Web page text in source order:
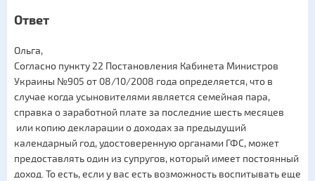
Ответ
Ольга,
Согласно пункту 22 Постановления Кабинета Министров
Украины №905 от 08/10/2008 года определяется, что в
случае когда усыновителями является семейная пара,
справка о заработной плате за последние шесть месяцев
или копию декларации о доходах за предыдущий
календарный год, удостоверенную органами ГФС, может
предоставлять один из супругов, который имеет постоянный
доход. То есть, если у вас есть возможность воспитывать еще